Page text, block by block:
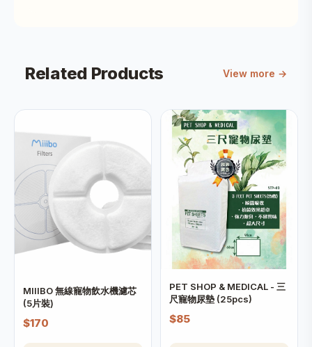
Related Products View more →
MIIIBO 無線寵物飲水機濾芯
(5片裝)
$170
PET SHOP & MEDICAL - 三
尺寵物尿墊 (25pcs)
$85